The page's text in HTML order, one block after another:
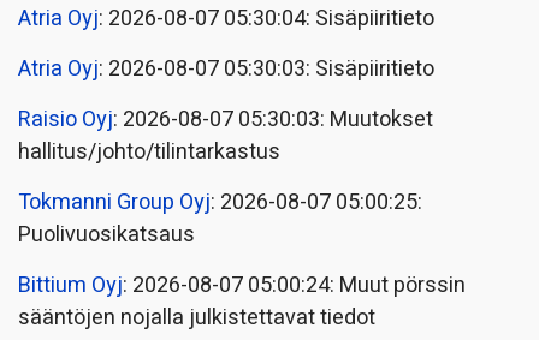
Atria Oyj: 2026-08-07 05:30:04: Sisäpiiritieto
Atria Oyj: 2026-08-07 05:30:03: Sisäpiiritieto
Raisio Oyj: 2026-08-07 05:30:03: Muutokset
hallitus/johto/tilintarkastus
Tokmanni Group Oyj: 2026-08-07 05:00:25:
Puolivuosikatsaus
Bittium Oyj: 2026-08-07 05:00:24: Muut pörssin
sääntöjen nojalla julkistettavat tiedot